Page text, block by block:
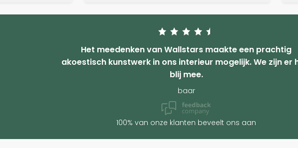
Het meedenken van Wallstars maakte een prachtig
akoestisch kunstwerk in ons interieur mogelijk. We zijn er
blij mee.
baar
100% van onze klanten beveelt ons aan